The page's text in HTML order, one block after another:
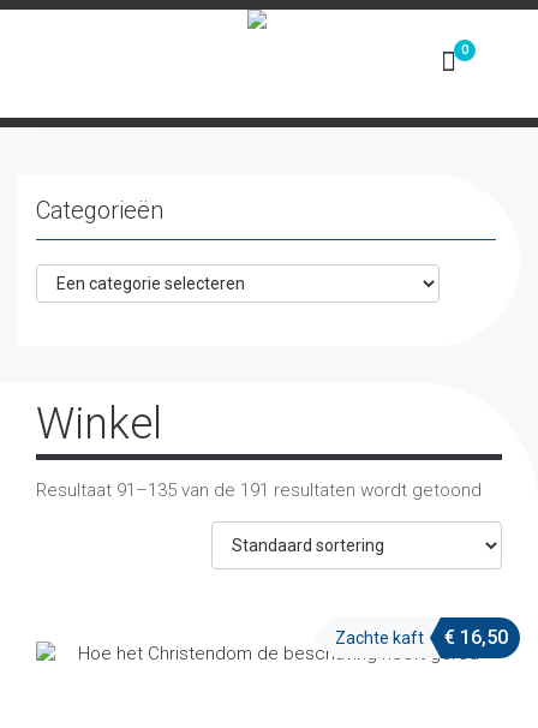
Categorieën
Winkel
Resultaat 91–135 van de 191 resultaten wordt getoond
Zachte kaft € 16,50